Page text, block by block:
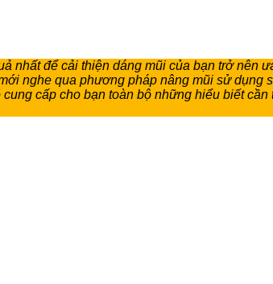
nhất để cải thiện dáng mũi của bạn trở nên
nghe qua phương pháp nâng mũi sử
cấp cho bạn toàn bộ những hiểu biết